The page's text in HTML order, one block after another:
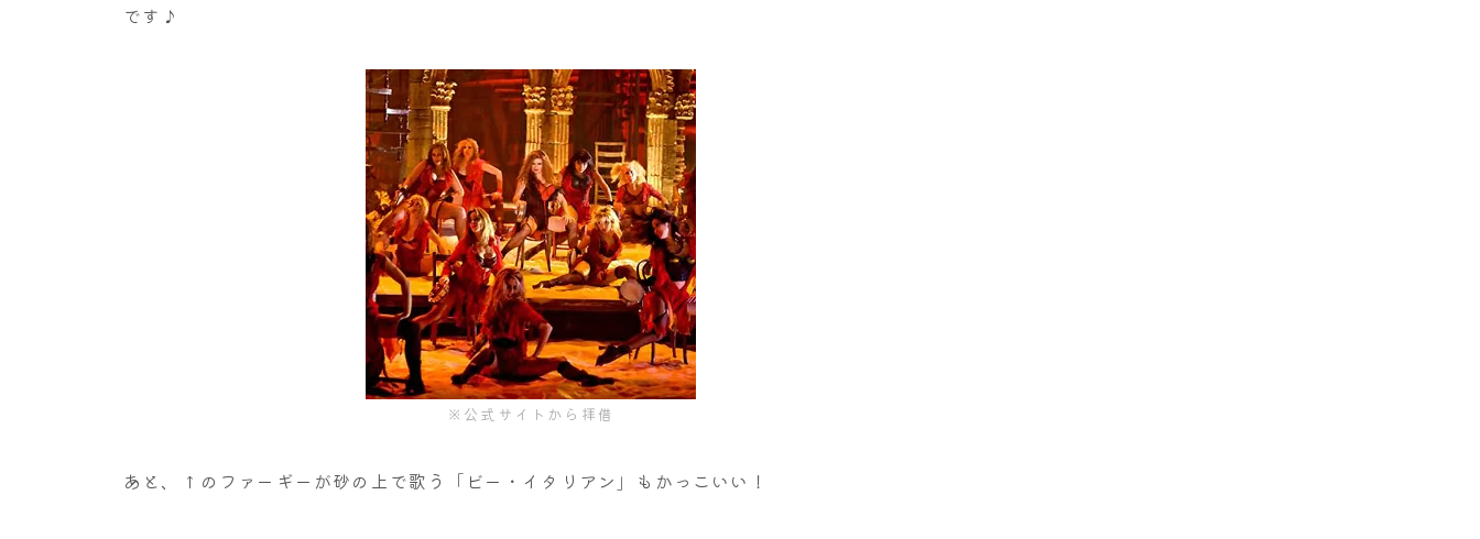
です♪
※公式サイトから拝借
あと、↑のファーギーが砂の上で歌う「ビー・イタリアン」もかっこいい！